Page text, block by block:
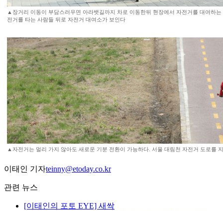
▲장거리 이동이 부담스러우면 아라뱃길까지 차로 이동한뒤 현장에서 자전거를 대여하
전거를 타는 사람들 뒤로 자전거 대여소가 보인다
▲자전거는 멀리 가지 않아도 새로운 기분 전환이 가능하다. 서울 대림천 자전거 도로를
이태인 기자teinny@etoday.co.kr
관련 뉴스
[이태인의 포토 EYE] 새싹